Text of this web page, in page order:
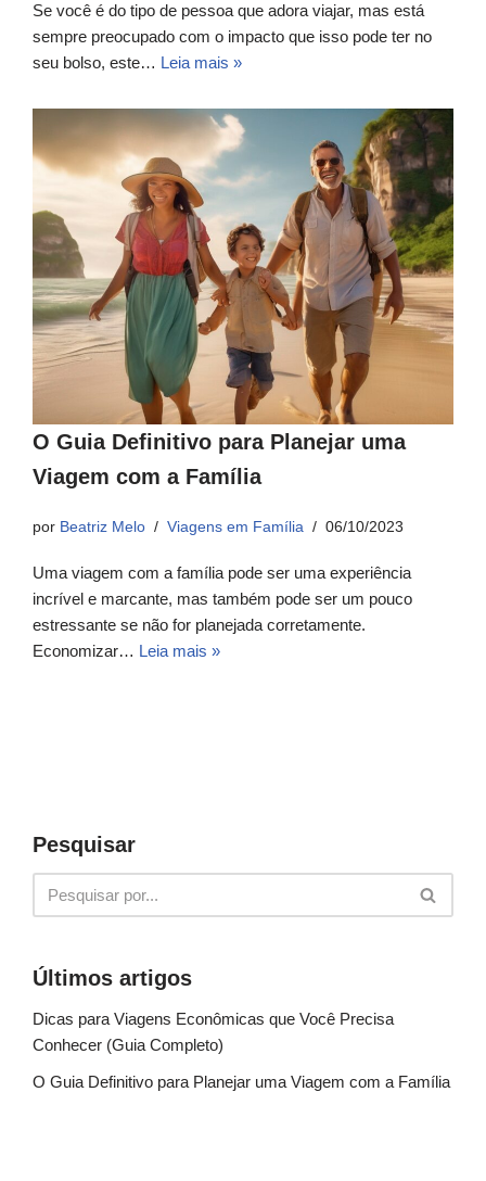
Se você é do tipo de pessoa que adora viajar, mas está
sempre preocupado com o impacto que isso pode ter no
seu bolso, este… Leia mais »
O Guia Definitivo para Planejar uma
Viagem com a Família
por Beatriz Melo Viagens em Família 06/10/2023
Uma viagem com a família pode ser uma experiência
incrível e marcante, mas também pode ser um pouco
estressante se não for planejada corretamente.
Economizar… Leia mais »
Pesquisar
Últimos artigos
Dicas para Viagens Econômicas que Você Precisa
Conhecer (Guia Completo)
O Guia Definitivo para Planejar uma Viagem com a Família